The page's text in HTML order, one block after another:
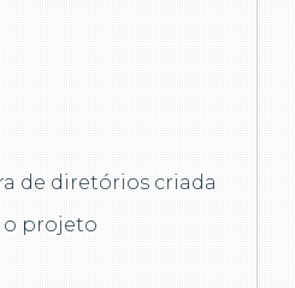
de diretórios criada
o projeto